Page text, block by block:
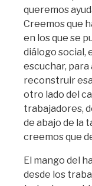
queremos
Creemos que
en los que se
diálogo social,
escuchar,
reconstruir
otro lado del
trabajadores,
de abajo de la
creemos que
El mango del
desde los